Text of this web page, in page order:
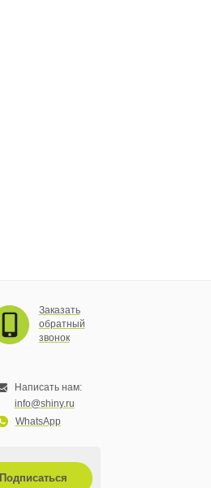
Заказать
обратный
звонок
Написать нам:
info@shiny.ru
WhatsApp
Подписаться